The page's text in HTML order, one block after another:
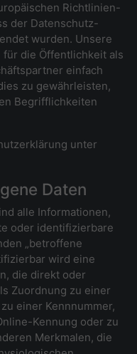
Richtlinien-
der Datenschutz-
wurden. Unsere
die Öffentlichkeit als
einfach
zu gewährleisten,
Begrifflichkeiten
unter
Daten
alle Informationen,
oder identifizierbare
„betroffene
wird eine
die direkt oder
Zuordnung zu einer
einer Kennnummer,
Kennung oder zu
Merkmalen, die